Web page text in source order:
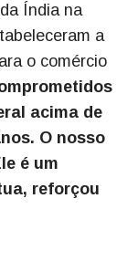
Índia na
a
o comércio
acima de
O nosso
é um
reforçou